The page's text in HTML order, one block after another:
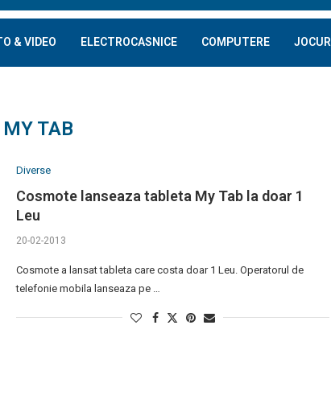
& VIDEO ELECTROCASNICE COMPUTERE JOCURI
MY TAB
Diverse
Cosmote lanseaza tableta My Tab la doar 1
Leu
20-02-2013
Cosmote a lansat tableta care costa doar 1 Leu. Operatorul de
telefonie mobila lanseaza pe …